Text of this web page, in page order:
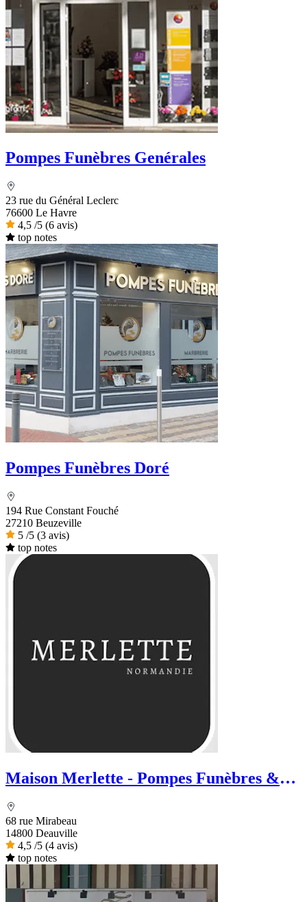
Pompes Funèbres Genérales
23 rue du Général Leclerc
76600 Le Havre
4,5 /5 (6 avis)
top notes
Pompes Funèbres Doré
194 Rue Constant Fouché
27210 Beuzeville
5 /5 (3 avis)
top notes
Maison Merlette - Pompes Funèbres &
68 rue Mirabeau
14800 Deauville
4,5 /5 (4 avis)
top notes